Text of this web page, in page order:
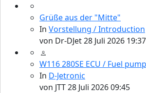
Grüße aus der "Mitte"
In Vorstellung / Introduction
von Dr-DJet28 Juli 2026 19:37
W116 280SE ECU / Fuel pump
In D-Jetronic
von JTT28 Juli 2026 09:45